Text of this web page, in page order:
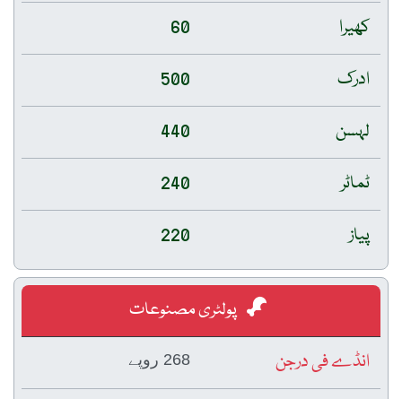
کھیرا
60
ادرک
500
لہسن
440
ٹماٹر
240
پیاز
220
پولٹری مصنوعات
انڈے فی درجن
268 روپے